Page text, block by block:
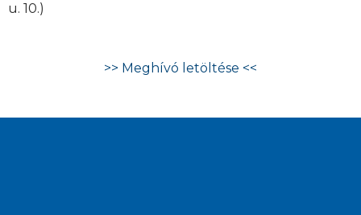
u. 10.)
>> Meghívó letöltése <<